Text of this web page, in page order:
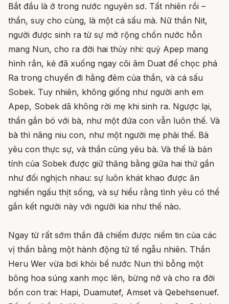
Bắt đầu là ở trong nước nguyên sơ. Tất nhiên rồi –
thần, suy cho cùng, là một cá sấu mà. Nữ thần Nit,
người được sinh ra từ sự mở rộng chốn nước hỗn
mang Nun, cho ra đời hai thủy nhi: quỷ Apep mang
hình rắn, kẻ đã xuống ngay cõi âm Duat để chọc phá
Ra trong chuyến đi hằng đêm của thần, và cá sấu
Sobek. Tuy nhiên, không giống như người anh em
Apep, Sobek dã không rời mẹ khi sinh ra. Ngược lại,
thần gắn bó với bà, như một đứa con vẫn luôn thế. Và
bà thì nâng niu con, như một người mẹ phải thế. Bà
yêu con thực sự, và thần cũng yêu bà. Và thế là bản
tính của Sobek được giữ thăng bằng giữa hai thứ gần
như đối nghịch nhau: sự luôn khát khao được ăn
nghiến ngấu thịt sống, và sự hiểu rằng tình yêu có thể
gắn kết người này với người kia như thế nào.
Ngay từ rất sớm thần đã chiếm được niềm tin của các
vị thần bằng một hành động tử tế ngẫu nhiên. Thần
Heru Wer vừa bơi khỏi bể nước Nun thì bỗng một
bông hoa súng xanh mọc lên, bừng nở và cho ra đời
bốn con trai: Hapi, Duamutef, Amset và Qebehsenuef.